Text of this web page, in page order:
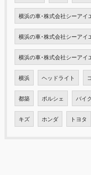
横浜の車･株式会社シーアイ
横浜の車･株式会社シーアイ
横浜の車･株式会社シーアイ
横浜 ヘッドライト
都築 ポルシェ バイク
キズ ホンダ トヨタ